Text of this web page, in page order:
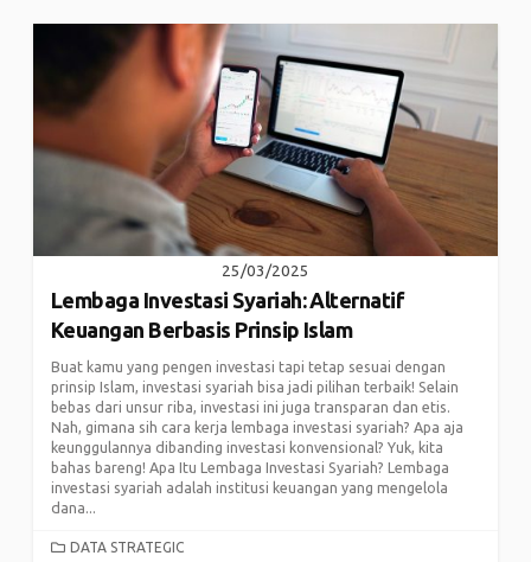
25/03/2025
Lembaga Investasi Syariah: Alternatif
Keuangan Berbasis Prinsip Islam
Buat kamu yang pengen investasi tapi tetap sesuai dengan
prinsip Islam, investasi syariah bisa jadi pilihan terbaik! Selain
bebas dari unsur riba, investasi ini juga transparan dan etis.
Nah, gimana sih cara kerja lembaga investasi syariah? Apa aja
keunggulannya dibanding investasi konvensional? Yuk, kita
bahas bareng! Apa Itu Lembaga Investasi Syariah? Lembaga
investasi syariah adalah institusi keuangan yang mengelola
dana...
CATEGORIES
DATA STRATEGIC